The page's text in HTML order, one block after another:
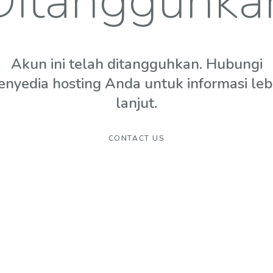
Akun ini telah ditangguhkan. Hubungi
hosting Anda untuk informasi
lanjut.
CONTACT US